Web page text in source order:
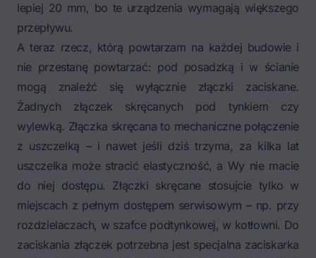
lepiej 20 mm, bo te urządzenia wymagają większego
przepływu.
A teraz rzecz, którą powtarzam na każdej budowie i
nie przestanę powtarzać: pod posadzką i w ścianie
mogą znaleźć się wyłącznie złączki zaciskane.
Żadnych złączek skręcanych pod tynkiem czy
wylewką. Złączka skręcana to mechaniczne połączenie
z uszczelką – i nawet jeśli dziś trzyma, za kilka lat
uszczelka może stracić elastyczność, a Wy nie macie
do niej dostępu. Złączki skręcane stosujcie tylko w
miejscach z pełnym dostępem serwisowym – np. przy
rozdzielaczach, w szafce podtynkowej, w kotłowni. Do
zaciskania złączek potrzebna jest specjalna zaciskarka